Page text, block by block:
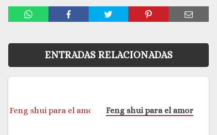
ENTRADAS RELACIONADAS
Feng shui para el amor